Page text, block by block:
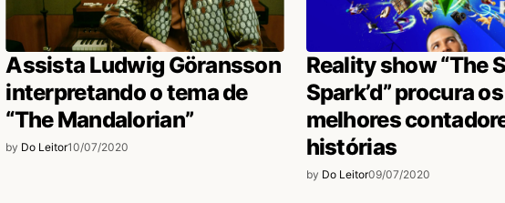
Assista Ludwig Göransson
interpretando o tema de
“The Mandalorian”
by Do Leitor10/07/2020
Reality show “The
Spark’d” procura os
melhores
histórias
by Do Leitor09/07/2020